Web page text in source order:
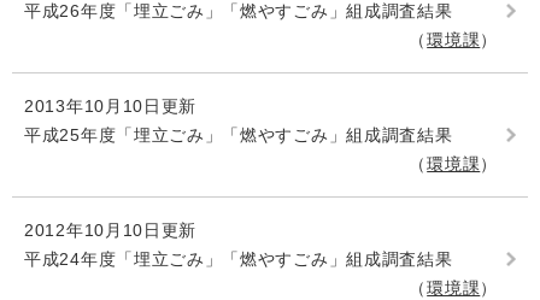
平成26年度「埋立ごみ」「燃やすごみ」組成調査結果
環境課
2013年10月10日更新
平成25年度「埋立ごみ」「燃やすごみ」組成調査結果
環境課
2012年10月10日更新
平成24年度「埋立ごみ」「燃やすごみ」組成調査結果
環境課